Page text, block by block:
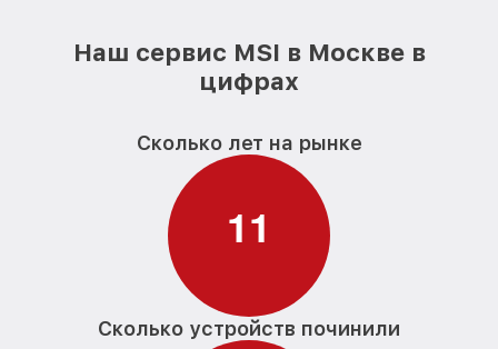
Наш сервис MSI в Москве в
цифрах
Сколько лет на рынке
11
Сколько устройств починили